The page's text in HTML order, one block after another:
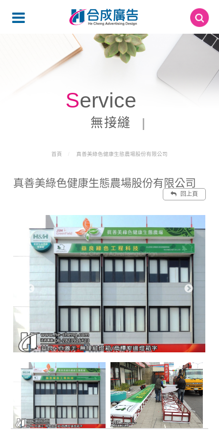
Service
無接縫
首頁 真善美綠色健康生態農場股份有限公司
真善美綠色健康生態農場股份有限公司
回上頁